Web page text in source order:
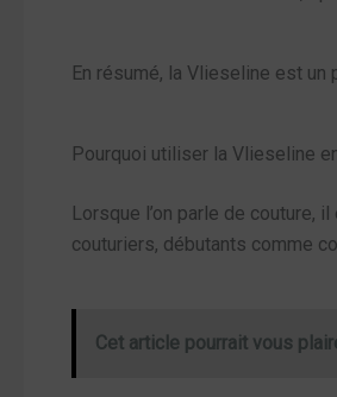
En résumé, la Vlieseline est
Pourquoi utiliser la Vlieseline
Lorsque l’on parle de couture,
couturiers, débutants comme
Cet article pourrait vous